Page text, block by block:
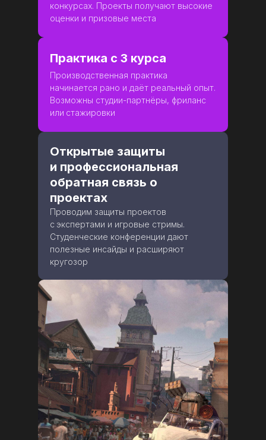
конкурсах. Проекты получают высокие
оценки и призовые места
Практика с 3 курса
Производственная практика
начинается рано и даёт реальный опыт.
Возможны студии-партнёры, фриланс
или стажировки
Открытые защиты
и профессиональная
обратная связь о
проектах
Проводим защиты проектов
с экспертами и игровые стримы.
Студенческие конференции дают
полезные инсайды и расширяют
кругозор